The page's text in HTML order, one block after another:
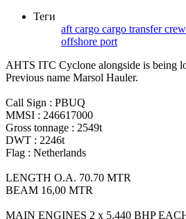
Теги
aft cargo cargo transfercrew
offshore port
AHTS ITC Cyclone alongside is being
Previous name Marsol Hauler.
Call Sign : PBUQ
MMSI : 246617000
Gross tonnage : 2549t
DWT : 2246t
Flag : Netherlands
LENGTH O.A. 70.70 MTR
BEAM 16,00 MTR
MAIN ENGINES 2 x 5,440 BHP